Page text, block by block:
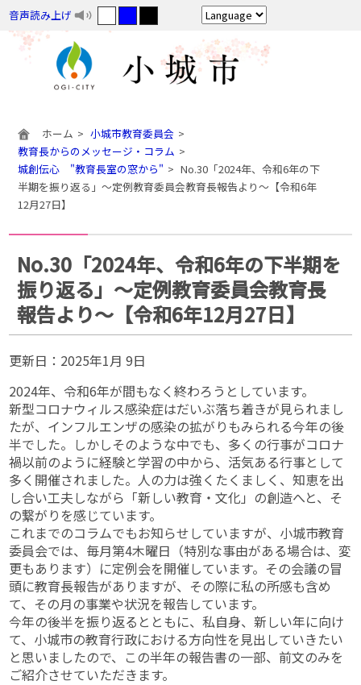
音声読み上げ
ホーム
小城市教育委員会
教育長からのメッセージ・コラム
城創伝心 "教育長室の窓から"
No.30「2024年、令和6年の下
半期を振り返る」～定例教育委員会教育長報告より～【令和6年
12月27日】
No.30「2024年、令和6年の下半期を
振り返る」～定例教育委員会教育長
報告より～【令和6年12月27日】
更新日： 2025年1月 9日
2024年、令和6年が間もなく終わろうとしています。
新型コロナウィルス感染症はだいぶ落ち着きが見られまし
たが、インフルエンザの感染の拡がりもみられる今年の後
半でした。しかしそのような中でも、多くの行事がコロナ
禍以前のように経験と学習の中から、活気ある行事として
多く開催されました。人の力は強くたくましく、知恵を出
し合い工夫しながら「新しい教育・文化」の創造へと、そ
の繋がりを感じています。
これまでのコラムでもお知らせしていますが、小城市教育
委員会では、毎月第4木曜日（特別な事由がある場合は、変
更もあります）に定例会を開催しています。その会議の冒
頭に教育長報告がありますが、その際に私の所感も含め
て、その月の事業や状況を報告しています。
今年の後半を振り返るとともに、私自身、新しい年に向け
て、小城市の教育行政における方向性を見出していきたい
と思いましたので、この半年の報告書の一部、前文のみを
ご紹介させていただきます。